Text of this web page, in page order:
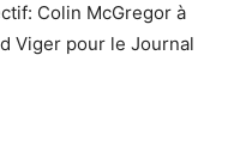
Colin McGregor à
Viger pour le Journal